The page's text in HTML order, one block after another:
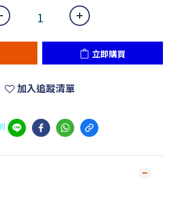
立即購買
加入追蹤清單